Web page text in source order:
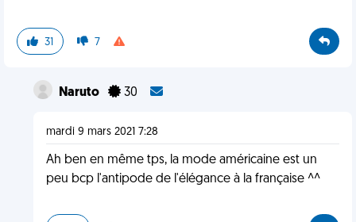
31 7
Naruto 30
mardi 9 mars 2021 7:28
Ah ben en même tps, la mode américaine est un
peu bcp l'antipode de l'élégance à la française ^^